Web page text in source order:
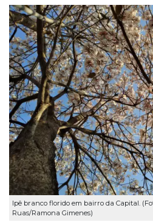
Ipê branco florido em bairro da Capital.
Ruas/Ramona Gimenes)